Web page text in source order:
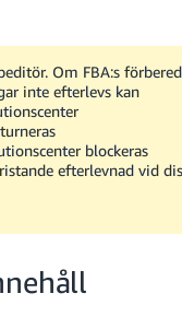
Om FBA:s
inte efterlevs kan
blockeras
efterlevnad vid